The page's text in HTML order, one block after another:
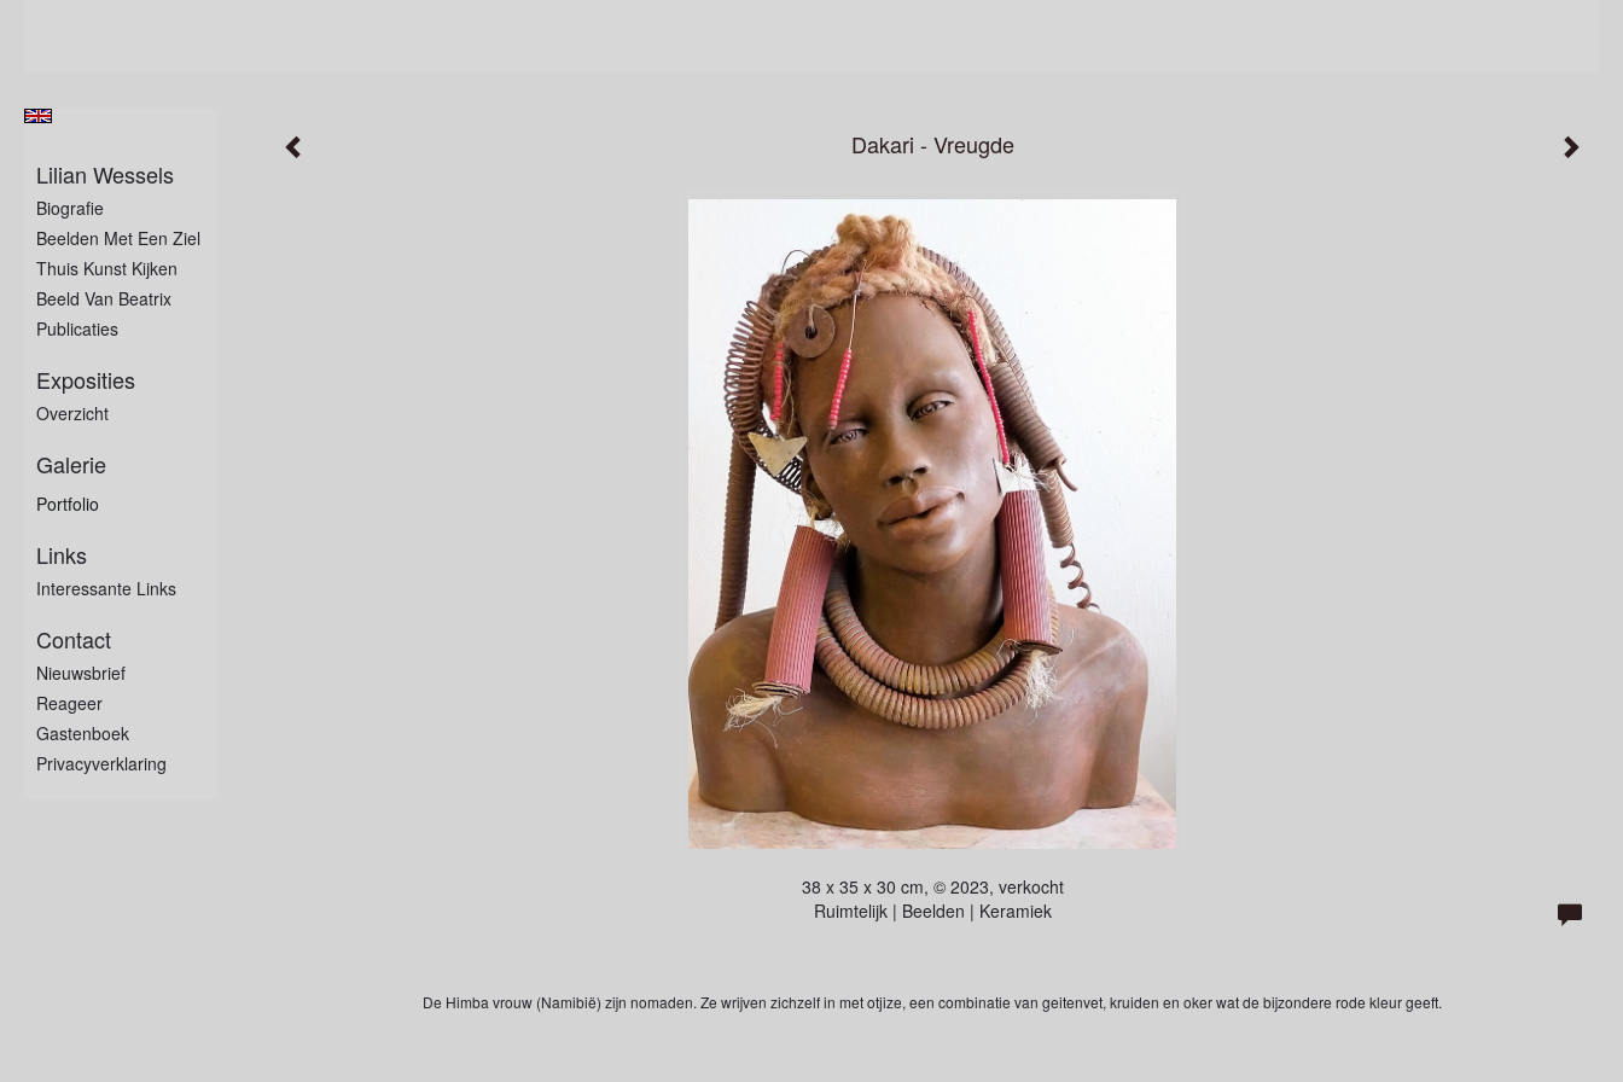
Dakari - Vreugde
38 x 35 x 30 cm, © 2023, verkocht
Ruimtelijk | Beelden | Keramiek
De Himba vrouw (Namibië) zijn nomaden. Ze wrijven zichzelf in met otjize, een combinatie van geitenvet, kruiden en oker wat de bijzondere rode kleur geeft.
Lilian Wessels
Biografie
Beelden Met Een Ziel
Thuis Kunst Kijken
Beeld Van Beatrix
Publicaties
Exposities
Overzicht
Galerie
Portfolio
Links
Interessante Links
Contact
Nieuwsbrief
Reageer
Gastenboek
Privacyverklaring